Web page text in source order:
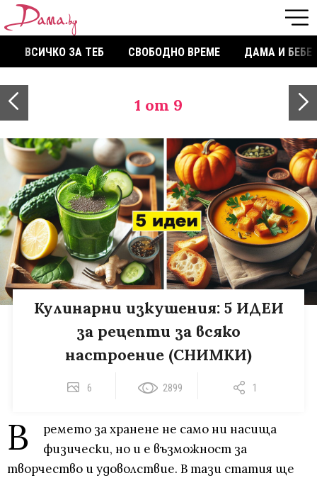
ВСИЧКО ЗА ТЕБ СВОБОДНО ВРЕМЕ ДАМА И БЕБЕ
1 от 9
Кулинарни изкушения: 5 ИДЕИ
за рецепти за всяко
настроение (СНИМКИ)
6 2899 1
В
ремето за хранене не само ни насища
физически, но и е възможност за
творчество и удоволствие. В тази статия ще